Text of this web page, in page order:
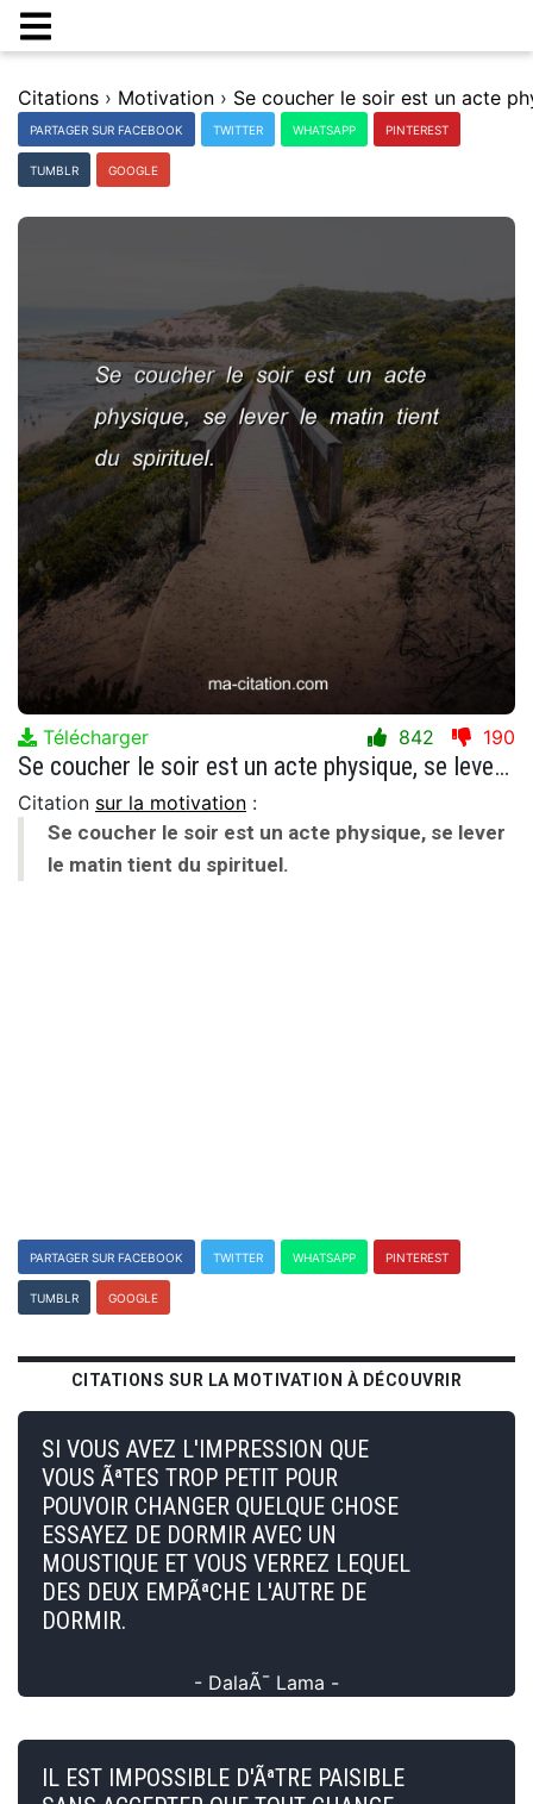
Citations › Motivation ›
PARTAGER SUR FACEBOOK TWITTER WHATSAPP PINTEREST
TUMBLR GOOGLE
Télécharger 842 190
Se coucher le soir est un acte physique, se lever le matin tient du spirituel.
Citation sur la motivation :
Se coucher le soir est un acte physique, se lever
le matin tient du spirituel.
PARTAGER SUR FACEBOOK TWITTER WHATSAPP PINTEREST
TUMBLR GOOGLE
CITATIONS SUR LA MOTIVATION À DÉCOUVRIR
SI VOUS AVEZ L'IMPRESSION QUE
VOUS ÃªTES TROP PETIT POUR
POUVOIR CHANGER QUELQUE CHOSE
ESSAYEZ DE DORMIR AVEC UN
MOUSTIQUE ET VOUS VERREZ LEQUEL
DES DEUX EMPÃªCHE L'AUTRE DE
DORMIR.
- DalaÃ¯ Lama -
IL EST IMPOSSIBLE D'ÃªTRE PAISIBLE